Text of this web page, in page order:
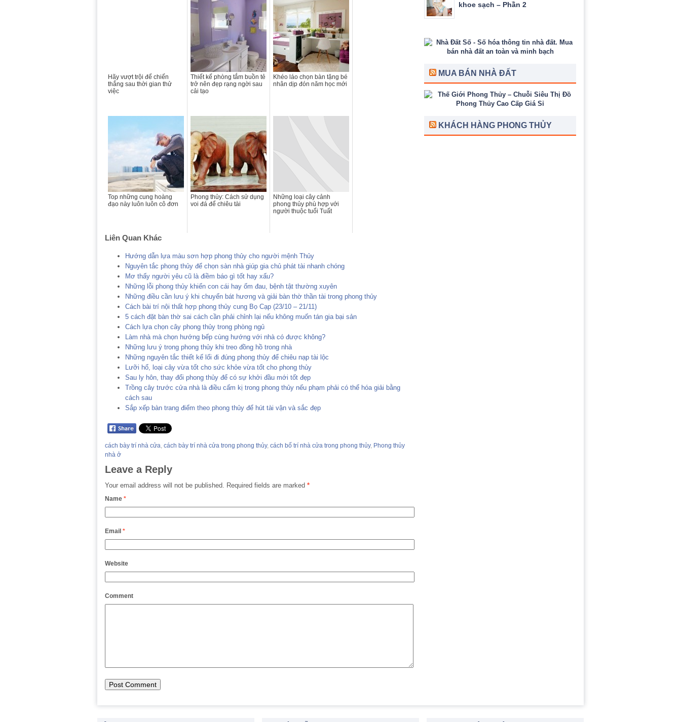
Hãy vượt trội để chiến
thắng sau thời gian thử
việc
Thiết kế phòng tắm buồn tẻ
trở nên đẹp rạng ngời sau
cải tạo
Khéo láo chọn bàn tặng bé
nhân dịp đón năm học mới
Top những cung hoàng
đạo này luôn luôn cô đơn
Phong thủy: Cách sử dụng
voi đá để chiêu tài
Những loại cây cảnh
phong thủy phù hợp với
người thuộc tuổi Tuất
Liên Quan Khác
Hướng dẫn lựa màu sơn hợp phong thủy cho người mệnh Thủy
Nguyên tắc phong thủy để chọn sàn nhà giúp gia chủ phát tài nhanh chóng
Mơ thấy người yêu cũ là điềm báo gì tốt hay xấu?
Những lỗi phong thủy khiến con cái hay ốm đau, bệnh tật thường xuyên
Những điều cần lưu ý khi chuyển bát hương và giải bàn thờ thần tài trong phong thủy
Cách bài trí nội thất hợp phong thủy cung Bọ Cạp (23/10 – 21/11)
5 cách đặt bàn thờ sai cách cần phải chỉnh lại nếu không muốn tán gia bại sản
Cách lựa chọn cây phong thủy trong phòng ngủ
Làm nhà mà chọn hướng bếp cùng hướng với nhà có được không?
Những lưu ý trong phong thủy khi treo đồng hồ trong nhà
Những nguyên tắc thiết kế lối đi đúng phong thủy để chiêu nạp tài lộc
Lưỡi hổ, loại cây vừa tốt cho sức khỏe vừa tốt cho phong thủy
Sau ly hôn, thay đổi phong thủy để có sự khởi đầu mới tốt đẹp
Trồng cây trước cửa nhà là điều cấm kị trong phong thủy nếu phạm phải có thể hóa giải bằng
cách sau
Sắp xếp bàn trang điểm theo phong thủy để hút tài vận và sắc đẹp
cách bày trí nhà cửa, cách bày trí nhà cửa trong phong thủy, cách bố trí nhà cửa trong phong thủy, Phong thủy
nhà ở
Leave a Reply
Your email address will not be published. Required fields are marked *
Name *
Email *
Website
Comment
khoe sạch – Phần 2
MUA BÁN NHÀ ĐẤT
KHÁCH HÀNG PHONG THỦY